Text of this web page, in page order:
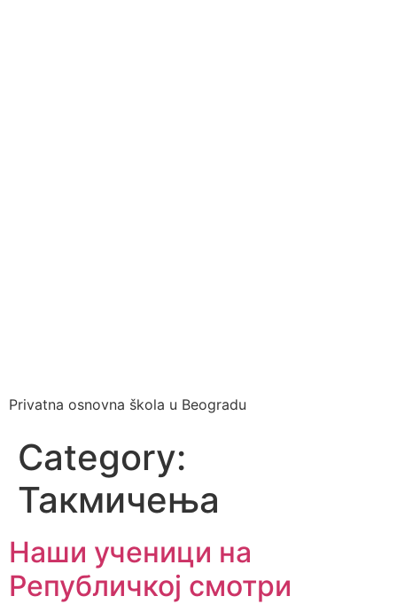
Privatna osnovna škola u Beogradu
Category:
Такмичења
Наши ученици на
Републичкој смотри